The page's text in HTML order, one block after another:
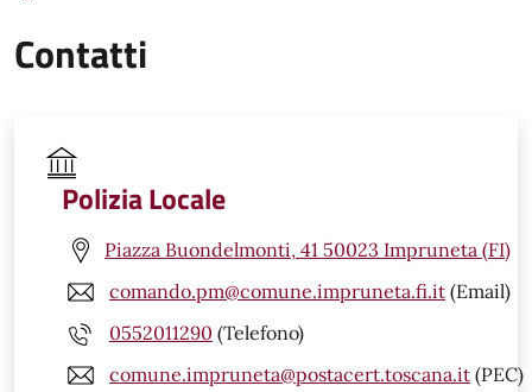
Contatti
Polizia Locale
Piazza Buondelmonti, 41 50023 Impruneta (FI)
comando.pm@comune.impruneta.fi.it (Email)
0552011290 (Telefono)
comune.impruneta@postacert.toscana.it (PEC)